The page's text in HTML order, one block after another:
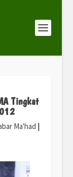
Tingkat
Ma'had |